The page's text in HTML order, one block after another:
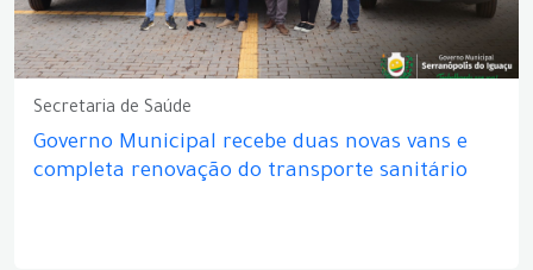
Secretaria de Saúde
Governo Municipal recebe duas novas vans e
completa renovação do transporte sanitário